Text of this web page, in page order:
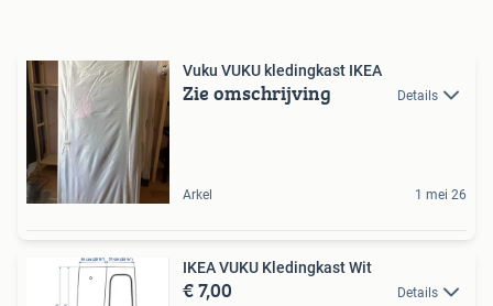
Vuku VUKU kledingkast IKEA
Zie omschrijving Details
Arkel 1 mei 26
IKEA VUKU Kledingkast Wit
€ 7,00 Details